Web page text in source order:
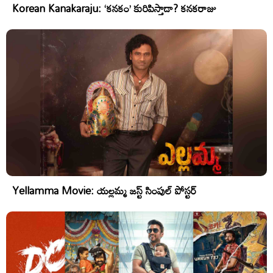
Korean Kanakaraju: ‘కనకం’ కురిపిస్తాడా? కనకరాజు
Yellamma Movie: యల్లమ్మ జస్ట్ సింపుల్ పోస్టర్